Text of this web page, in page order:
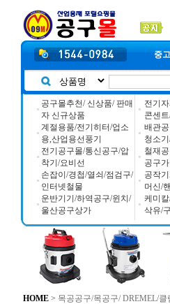
중
공구몰추천/ 신상품/ 판매
자 신규상품
계절용품/전기히터/업소
용,산업용선풍기
전기공구몰/통신공구/압
착기/요비선
손잡이/경첩/열쇠/점검구/
인터넷철물
운반기기/하역공구/윈치/
울산공구상가
전기
콘센
배관
청소
철재
공구
공작
머신/
케미
삭유/
HOME > 목공공구/목공구/ DREMEL/클